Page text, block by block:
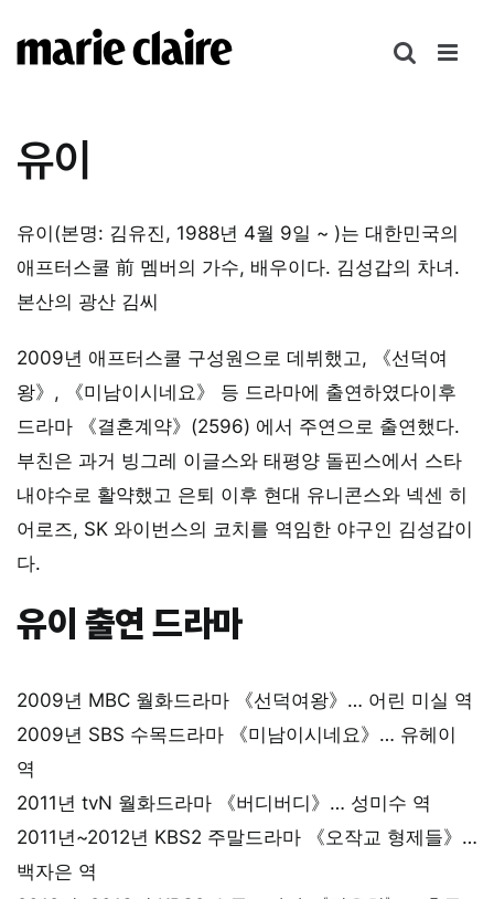
텐
유이
유이(본명: 김유진, 1988년 4월 9일 ~ )는 대한민국의
애프터스쿨 前 멤버의 가수, 배우이다. 김성갑의 차녀.
본산의 광산 김씨
2009년 애프터스쿨 구성원으로 데뷔했고, 《선덕여
왕》, 《미남이시네요》 등 드라마에 출연하였다이후
드라마 《결혼계약》(2596) 에서 주연으로 출연했다.
부친은 과거 빙그레 이글스와 태평양 돌핀스에서 스타
내야수로 활약했고 은퇴 이후 현대 유니콘스와 넥센 히
어로즈, SK 와이번스의 코치를 역임한 야구인 김성갑이
다.
유이 출연 드라마
2009년 MBC 월화드라마 《선덕여왕》… 어린 미실 역
2009년 SBS 수목드라마 《미남이시네요》… 유헤이
역
2011년 tvN 월화드라마 《버디버디》… 성미수 역
2011년~2012년 KBS2 주말드라마 《오작교 형제들》…
백자은 역